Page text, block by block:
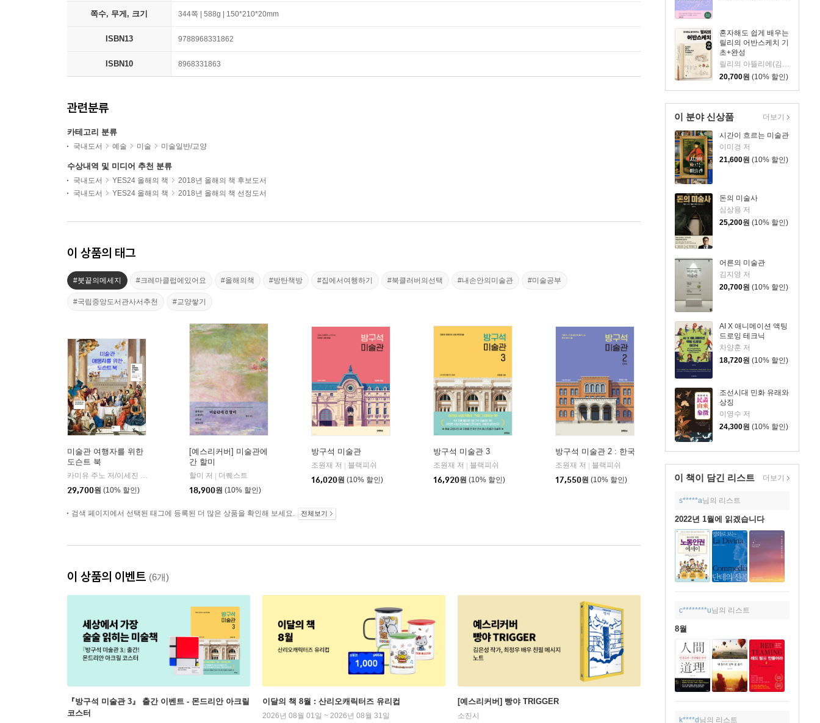
혼자해도 쉽게 배우는
릴리의 어반스케치 기
초+완성
릴리의 아뜰리에(김민아) 저
20,700원 (10% 할인)
이 분야 신상품
시간이 흐르는 미술관
이미경 저
21,600원 (10% 할인)
돈의 미술사
심상용 저
25,200원 (10% 할인)
어른의 미술관
김지영 저
20,700원 (10% 할인)
AI X 애니메이션 액팅
드로잉 테크닉
차양훈 저
18,720원 (10% 할인)
조선시대 민화 유래와
상징
이영수 저
24,300원 (10% 할인)
더보기
이 책이 담긴 리스트 더보기
s*****a님의 리스트
2022년 1월에 읽겠습니다
c********u님의 리스트
8월
k****d님의 리스트
쪽수, 무게, 크기 344쪽 | 588g | 150*210*20mm
ISBN13 9788968331862
ISBN10 8968331863
관련분류
카테고리 분류
국내도서 예술 미술 미술일반/교양
수상내역 및 미디어 추천 분류
국내도서 YES24 올해의 책
2018년 올해의 책 후보도서
국내도서
YES24 올해의 책 2018년 올해의 책 선정도서
이 상품의 태그
#붓끝의메세지 #크레마클럽에있어요 #올해의책 #방탄책방 #집에서여행하기 #북클러버의선택 #내손안의미술관 #미술공부
#국립중앙도서관사서추천 #교양쌓기
미술관 여행자를 위한
도슨트 북
카미유 주노 저/이세진 역
윌북(willbook)
29,700원 (10% 할인)
[예스리커버] 미술관에
간 할미
할미 저
더퀘스트
18,900원 (10% 할인)
방구석 미술관
조원재 저
블랙피쉬
16,020원 (10% 할인)
방구석 미술관 3
조원재 저
블랙피쉬
16,920원 (10% 할인)
방구석 미술관 2 : 한국
조원재 저
블랙피쉬
17,550원 (10% 할인)
검색 페이지에서 선택된 태그에 등록된 더 많은 상품을 확인해 보세요. 전체보기
이 상품의 이벤트 (6개)
『방구석 미술관 3』 출간 이벤트 - 몬드리안 아크릴
코스터
이달의 책 8월 : 산리오캐릭터즈 유리컵
2026년 08월 01일 ~ 2026년 08월 31일
[예스리커버] 빵야 TRIGGER
소진시